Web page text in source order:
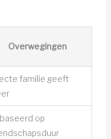
Overwegingen
familie geeft
op